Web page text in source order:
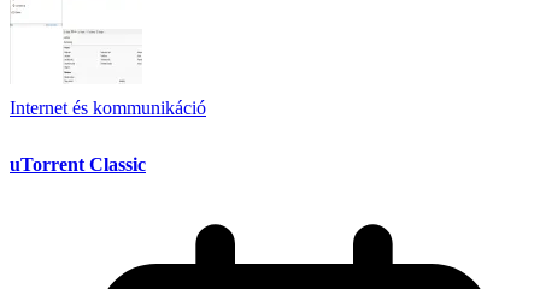
Internet és kommunikáció
uTorrent Classic